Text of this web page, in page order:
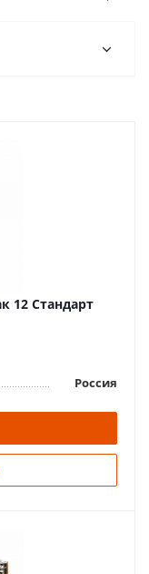
на дровах Ермак 12 Стандарт
Россия